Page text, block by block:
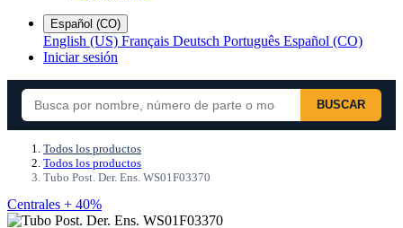
Español (CO)
English (US) Français Deutsch Português Español (CO)
Iniciar sesión
BUSCAR
Todos los productos
Todos los productos
Tubo Post. Der. Ens. WS01F03370
Centrales + 40%